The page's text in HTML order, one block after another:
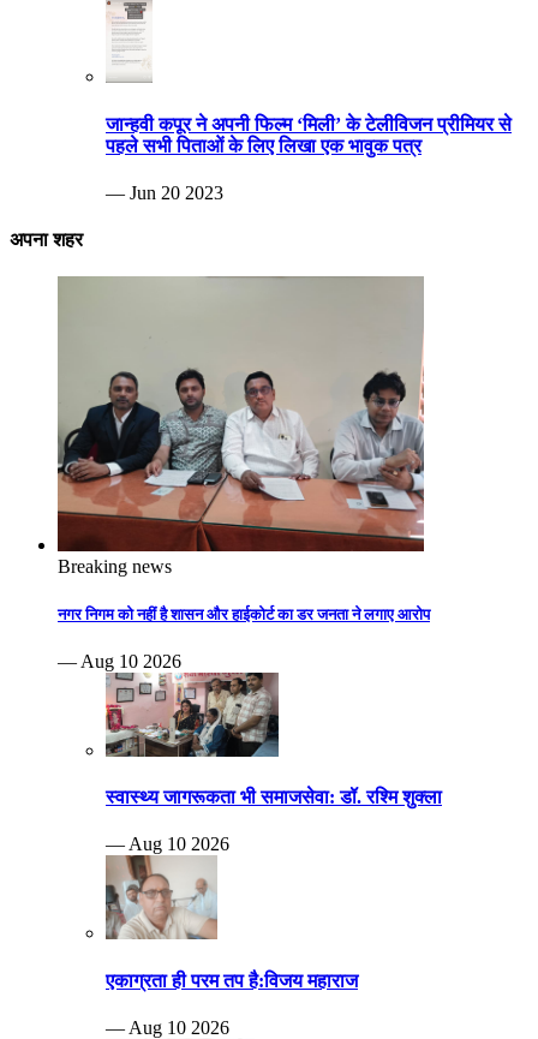
जान्हवी कपूर ने अपनी फिल्म ‘मिली’ के टेलीविजन प्रीमियर से
पहले सभी पिताओं के लिए लिखा एक भावुक पत्र
— Jun 20 2023
अपना शहर
Breaking news
नगर निगम को नहीं है शासन और हाईकोर्ट का डर जनता ने लगाए आरोप
— Aug 10 2026
स्वास्थ्य जागरूकता भी समाजसेवा: डॉ. रश्मि शुक्ला
— Aug 10 2026
एकाग्रता ही परम तप है:विजय महाराज
— Aug 10 2026